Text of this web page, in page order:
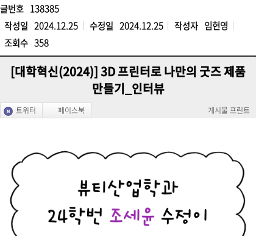
글번호 138385
작성일 2024.12.25 수정일 2024.12.25 작성자 임현영
조회수 358
[대학혁신(2024)] 3D 프린터로 나만의 굿즈 제품
만들기_인터뷰